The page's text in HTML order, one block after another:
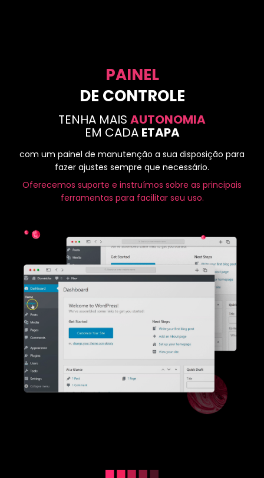
PAINEL
DE CONTROLE
TENHA MAIS AUTONOMIA
EM CADA ETAPA
com um painel de manutenção a sua disposição para
fazer ajustes sempre que necessário.
Oferecemos suporte e instruímos sobre as principais
ferramentas para facilitar seu uso.